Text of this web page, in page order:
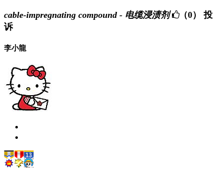
cable-impregnating compound - 电缆浸渍剂 （0）
投
诉
李小龍